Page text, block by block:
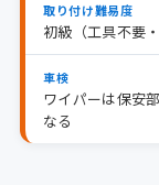
取り付け難易度
初級（工具不要
車検
ワイパーは保安
なる